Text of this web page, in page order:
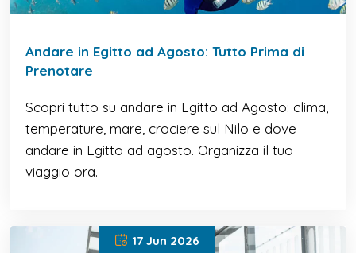
Andare in Egitto ad Agosto: Tutto Prima di
Prenotare
Scopri tutto su andare in Egitto ad Agosto: clima,
temperature, mare, crociere sul Nilo e dove
andare in Egitto ad agosto. Organizza il tuo
viaggio ora.
17 Jun 2026